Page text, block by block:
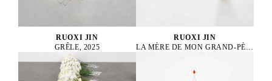
RUOXI JIN
GRÊLE, 2025
RUOXI JIN